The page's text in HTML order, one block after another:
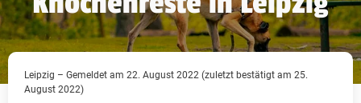
Leipzig – Gemeldet am 22. August 2022 (zuletzt bestätigt am 25.
August 2022)